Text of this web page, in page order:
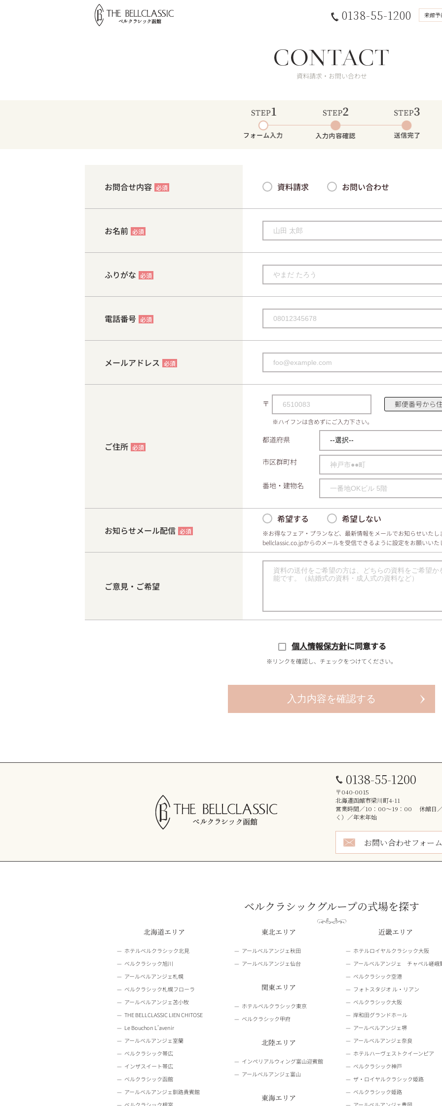
0138-55-1200 来館予
資料請求・お問い合わせ
お問合せ内容 必須 資料請求 お問い合わせ
お名前 必須
ふりがな 必須
電話番号 必須
メールアドレス 必須
ご住所 必須
〒
※ハイフンは含めずにご入力下さい。
郵便番号から
都道府県
市区群町村
番地・建物名
お知らせメール配信 必須
希望する 希望しない
※お得なフェア・プランなど、最新情報をメールでお知らせいたし
bellclassic.co.jpからのメールを受信できるように設定をお願いいた
ご意見・ご希望
個人情報保方針に同意する
※リンクを確認し、チェックをつけてください。
0138-55-1200
〒040-0015
北海道函館市梁川町4-11
営業時間／10：00～19：00 休館日
く）／年末年始
お問い合わせフォーム
ベルクラシックグループの式場を探す
北海道エリア
ホテルベルクラシック北見
ベルクラシック旭川
アールベルアンジェ札幌
ベルクラシック札幌フローラ
アールベルアンジェ苫小牧
THE BELLCLASSIC LIEN CHITOSE
Le Bouchon L’avenir
アールベルアンジェ室蘭
ベルクラシック帯広
インザスイート帯広
ベルクラシック函館
アールベルアンジェ釧路貴賓館
東北エリア
アールベルアンジェ秋田
アールベルアンジェ仙台
関東エリア
ホテルベルクラシック東京
ベルクラシック甲府
北陸エリア
インペリアルウィング富山迎賓館
アールベルアンジェ富山
東海エリア
近畿エリア
ホテルロイヤルクラシック大阪
アールベルアンジェ チャペル嵯峨
ベルクラシック空港
フォトスタジオ ル・リアン
ベルクラシック大阪
岸和田グランドホール
アールベルアンジェ堺
アールベルアンジェ奈良
ホテルハーヴェストクイーンピア
ベルクラシック神戸
ザ・ロイヤルクラシック姫路
ベルクラシック姫路